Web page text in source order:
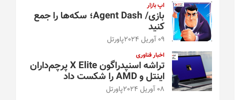
اپ بازار
بازی/ Agent Dash؛ سکه‌ها را جمع
کنید
09 آوریل 2024 پاورتل
اخبار فناوری
تراشه اسنپدراگون X Elite پرچم‌داران
اینتل و AMD را شکست داد
08 آوریل 2024 پاورتل